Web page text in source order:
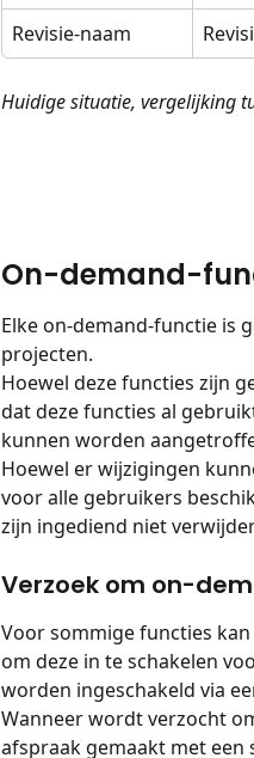
Revisie-naam
Huidige situatie, vergelijking
On-demand-
Elke on-demand-functie is
projecten.
Hoewel deze functies zijn
dat deze functies al
kunnen worden
Hoewel er wijzigingen
voor alle gebruikers
zijn ingediend niet
Verzoek om on-
Voor sommige functies
om deze in te schakelen
worden ingeschakeld via
Wanneer wordt verzocht
afspraak gemaakt met